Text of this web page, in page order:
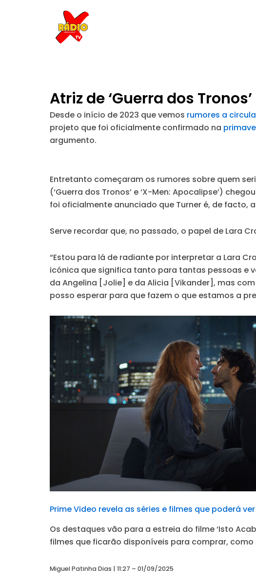
Atriz de ‘Guerra dos
Desde o início de 2023 que vemos rumores a
projeto que foi oficialmente confirmado na
argumento.
Entretanto começaram os rumores sobre quem
(‘Guerra dos Tronos’ e ‘X-Men: Apocalipse’)
foi oficialmente anunciado que Turner é, de facto,
Serve recordar que, no passado, o papel de Lara
“Estou para lá de radiante por interpretar a Lara
icónica que significa tanto para tantas pessoas e
da Angelina [Jolie] e da Alicia [Vikander], mas
posso esperar para que fazem o que estamos a
Prime Video revela as séries e filmes que poderá
Os destaques vão para a estreia do filme ‘Isto
filmes que ficarão disponíveis para comprar, como
Miguel Patinha Dias | 11:27 – 01/09/2025